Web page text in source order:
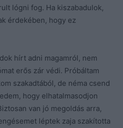
lógni fog. Ha kiszabadulok,
érdekében, hogy ez
hírt adni magamról, nem
erős zár védi. Próbáltam
szakadtából, de néma csend
hogy elhatalmasodjon
van jó megoldás arra,
léptek zaja szakította